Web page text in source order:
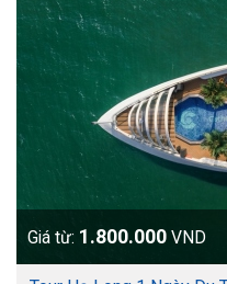
Giá từ: 1.800.000 VND